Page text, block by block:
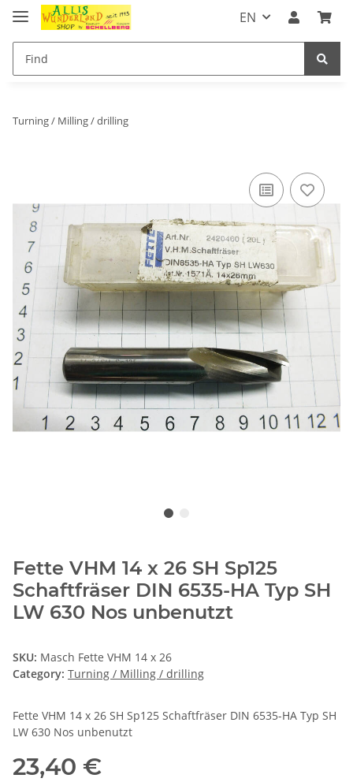
EN
Turning / Milling / drilling
Fette VHM 14 x 26 SH Sp125
Schaftfräser DIN 6535-HA Typ SH
LW 630 Nos unbenutzt
SKU: Masch Fette VHM 14 x 26
Category: Turning / Milling / drilling
Fette VHM 14 x 26 SH Sp125 Schaftfräser DIN 6535-HA Typ SH
LW 630 Nos unbenutzt
23,40 €